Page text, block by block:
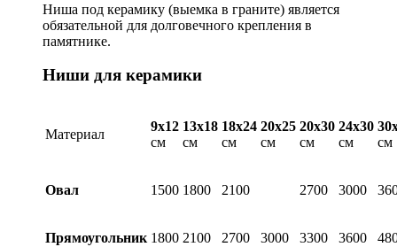
Ниша под керамику (выемка в граните) является
обязательной для долговечного крепления в
памятнике.
Ниши для керамики
Материал
9х12
см
13х18
см
18х24
см
20х25
см
20х30
см
24х30
см
см
Овал 1500 1800 2100 2700 3000
Прямоугольник 1800 2100 2700 3000 3300 3600